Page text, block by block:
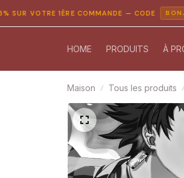
1ÈRE COMMANDE — CODE BONJOUR5
HOME PRODUITS À
Maison Tous les produits